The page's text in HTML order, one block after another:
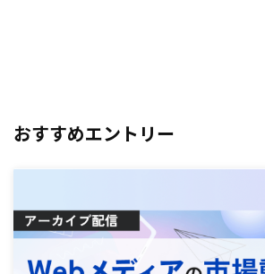
おすすめエントリー